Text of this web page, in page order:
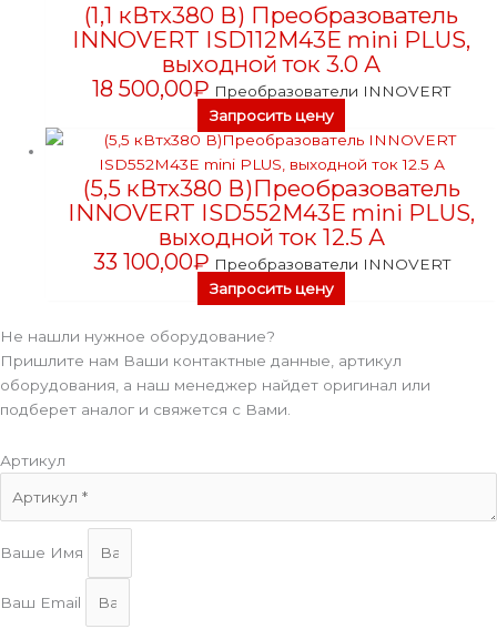
(1,1 кВтx380 В) Преобразователь
INNOVERT ISD112M43E mini PLUS,
выходной ток 3.0 А
18 500,00₽ Преобразователи INNOVERT
Запросить цену
(5,5 кВтx380 В)Преобразователь
INNOVERT ISD552M43E mini PLUS,
выходной ток 12.5 А
33 100,00₽ Преобразователи INNOVERT
Запросить цену
Не нашли нужное оборудование?
Пришлите нам Ваши контактные данные, артикул
оборудования, а наш менеджер найдет оригинал или
подберет аналог и свяжется с Вами.
Артикул
Ваше Имя
Ваш Email